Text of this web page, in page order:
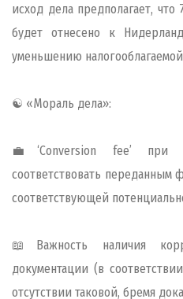
исход дела предполагает,
будет отнесено к
уменьшению
☯️ «Мораль дела»:
💼‘Сonversion fee’ при
соответствовать
соответствующей
📖Важность наличия
документации (в
отсутствии таковой, бремя